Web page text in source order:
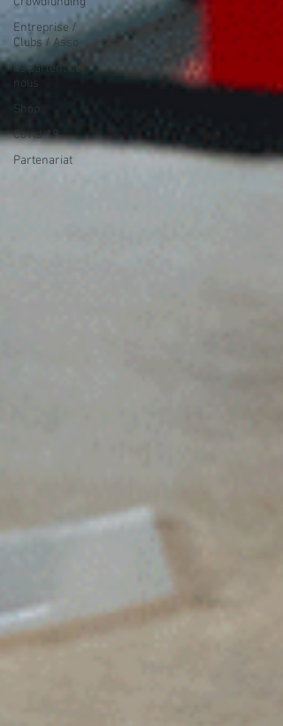
Entreprise /
Clubs / Asso
Ils parlent de
nous
Shop
Covid-19
Partenariat